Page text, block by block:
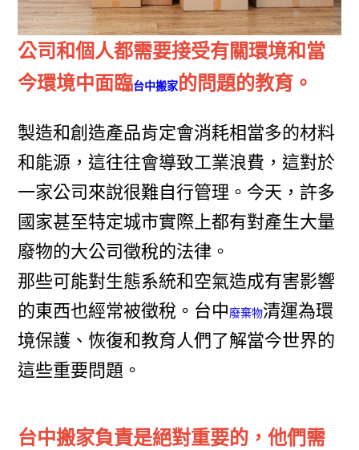
公司和個人都需要接受有關環境和當
今環境中面臨台中搬家的問題的教育。
製造和創造產品肯定會消耗相當多的材料
和能源，這往往會導致工業浪費，這對於
一家公司來說很難自行管理。今天，許多
國家甚至特定城市實際上都有對產生大量
廢物的大公司徵稅的法律。
那些可能對生態系統和空氣造成有害影響
的東西也經常被徵稅。台中廢棄物清運為環
境保護、恢復和教育人們了解當今世界的
這些重要問題。
台中搬家負責是絕對重要的，他們需